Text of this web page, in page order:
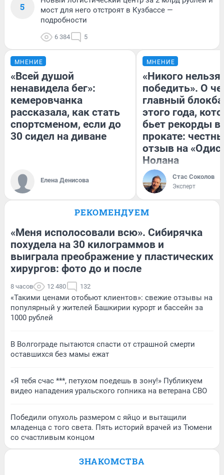
5
мост для него отстроят в Кузбассе —
подробности
6 384 5
МНЕНИЕ
«Всей душой
ненавидела бег»:
кемеровчанка
рассказала, как стать
спортсменом, если до
30 сидел на диване
Елена Денисова
МНЕНИЕ
«Никого нельзя
победить». О
главный
этого года,
бьет рекорды в
прокате:
отзыв на
Нолана
Стас Соколов
Эксперт
РЕКОМЕНДУЕМ
«Меня исполосовали всю». Сибирячка
похудела на 30 килограммов и
выиграла преображение у пластических
хирургов: фото до и после
8 часов 12 480 132
«Такими ценами отобьют клиентов»: свежие отзывы на
популярный у жителей Башкирии курорт и бассейн за
1000 рублей
В Волгограде пытаются спасти от страшной смерти
оставшихся без мамы ежат
«Я тебя счас ***, петухом поедешь в зону!» Публикуем
видео нападения уральского гопника на ветерана СВО
Победили опухоль размером с яйцо и вытащили
младенца с того света. Пять историй врачей из Тюмени
со счастливым концом
ЗНАКОМСТВА